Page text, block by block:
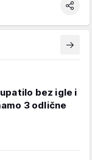
bez igle i
3 odlične